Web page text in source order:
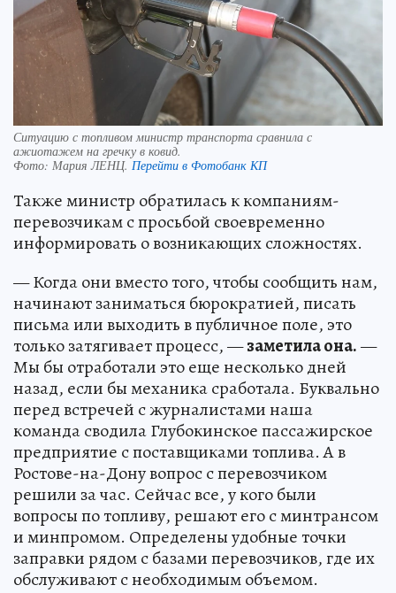
Ситуацию с топливом министр транспорта сравнила с
ажиотажем на гречку в ковид.
Фото: Мария ЛЕНЦ. Перейти в Фотобанк КП
Также министр обратилась к компаниям-
перевозчикам с просьбой своевременно
информировать о возникающих сложностях.
— Когда они вместо того, чтобы сообщить нам,
начинают заниматься бюрократией, писать
письма или выходить в публичное поле, это
только затягивает процесс, —заметила она.—
Мы бы отработали это еще несколько дней
назад, если бы механика сработала. Буквально
перед встречей с журналистами наша
команда сводила Глубокинское пассажирское
предприятие с поставщиками топлива. А в
Ростове-на-Дону вопрос с перевозчиком
решили за час. Сейчас все, у кого были
вопросы по топливу, решают его с минтрансом
и минпромом. Определены удобные точки
заправки рядом с базами перевозчиков, где их
обслуживают с необходимым объемом.